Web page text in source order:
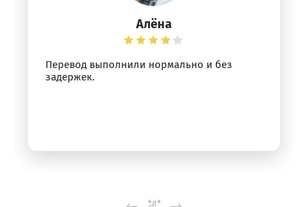
Алёна
Перевод выполнили нормально и без
задержек.